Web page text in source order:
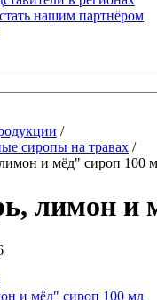
нашим партнёром
/
сиропы на травах /
и мёд" сироп 100
лимон и